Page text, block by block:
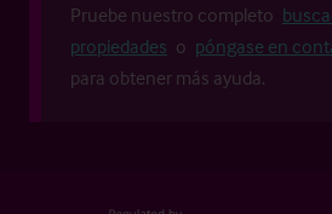
Pruebe nuestro completo
propiedades o póngase en
para obtener más ayuda.